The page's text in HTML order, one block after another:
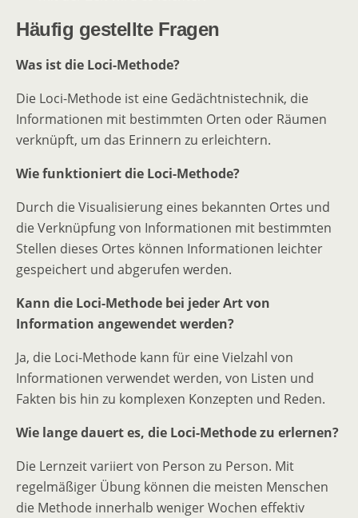
Häufig gestellte Fragen
Was ist die Loci-Methode?
Die Loci-Methode ist eine Gedächtnistechnik, die
Informationen mit bestimmten Orten oder Räumen
verknüpft, um das Erinnern zu erleichtern.
Wie funktioniert die Loci-Methode?
Durch die Visualisierung eines bekannten Ortes und
die Verknüpfung von Informationen mit bestimmten
Stellen dieses Ortes können Informationen leichter
gespeichert und abgerufen werden.
Kann die Loci-Methode bei jeder Art von
Information angewendet werden?
Ja, die Loci-Methode kann für eine Vielzahl von
Informationen verwendet werden, von Listen und
Fakten bis hin zu komplexen Konzepten und Reden.
Wie lange dauert es, die Loci-Methode zu erlernen?
Die Lernzeit variiert von Person zu Person. Mit
regelmäßiger Übung können die meisten Menschen
die Methode innerhalb weniger Wochen effektiv